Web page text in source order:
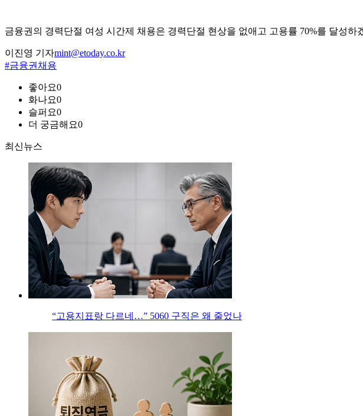
금융권의 경력단절 여성 시간제 채용은 경력단절 현상을 없애고 고용률 70%를 달성
이진영 기자mint@etoday.co.kr
#금융권채용
좋아요0
화나요0
슬퍼요0
더 궁금해요0
최신뉴스
“고용지표랑 다르네…” 5060 구직은 왜 줄었나